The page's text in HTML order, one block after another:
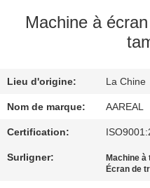
NOUS
DE
L'USINE
CONTRÔLE
Machine à
Lieu d'origine: La Chine
Nom de marque: AAREAL
Certification:
Surligner: Machine
Écran de